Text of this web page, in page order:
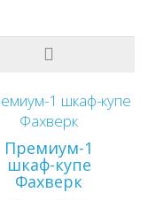
Премиум-1
шкаф-купе
Фахверк